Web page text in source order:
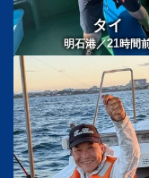
タイ
明石港／21時間